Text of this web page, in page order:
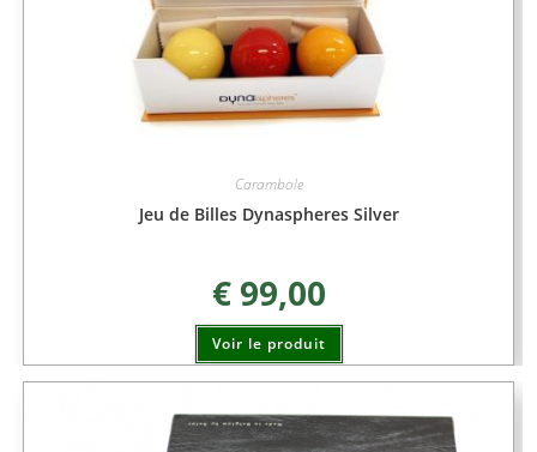
Carambole
Jeu de Billes Dynaspheres Silver
€99,00
Voir le produit